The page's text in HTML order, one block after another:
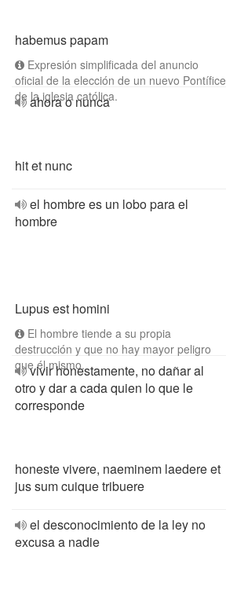
habemus papam
Expresión simplificada del anuncio
oficial de la elección de un nuevo Pontífice
de la iglesia católica.
ahora o nunca
hit et nunc
el hombre es un lobo para el
hombre
Lupus est homini
El hombre tiende a su propia
destrucción y que no hay mayor peligro
que él mismo.
vivir honestamente, no dañar al
otro y dar a cada quien lo que le
corresponde
honeste vivere, naeminem laedere et
jus sum cuique tribuere
el desconocimiento de la ley no
excusa a nadie